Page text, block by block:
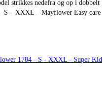
strikkes nedefra og op i dobbelt
S – XXXL – Mayflower Easy care